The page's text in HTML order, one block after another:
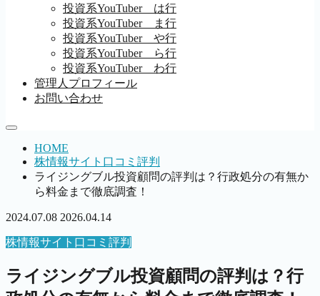
投資系YouTuber は行
投資系YouTuber ま行
投資系YouTuber や行
投資系YouTuber ら行
投資系YouTuber わ行
管理人プロフィール
お問い合わせ
HOME
株情報サイト口コミ評判
ライジングブル投資顧問の評判は？行政処分の有無か
ら料金まで徹底調査！
2024.07.08 2026.04.14
株情報サイト口コミ評判
ライジングブル投資顧問の評判は？行